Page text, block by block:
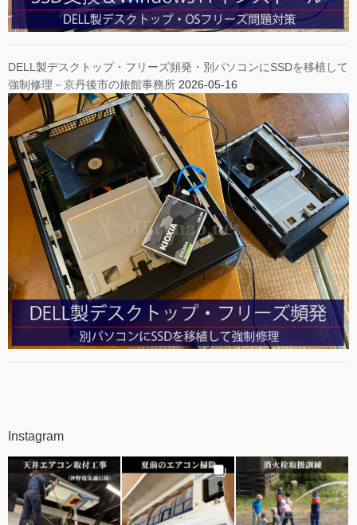
DELL製デスクトップ・フリーズ頻発・別パソコンにSSDを移植して
強制修理－京丹後市の旅館事務所 2026-05-16
Instagram